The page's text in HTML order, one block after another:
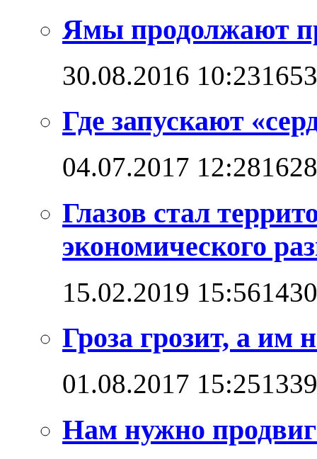
Ямы продолжают
30.08.2016 10:23
Где запускают
04.07.2017 12:28
Глазов стал
экономического
15.02.2019 15:56
Гроза грозит, а им
01.08.2017 15:25
Нам нужно